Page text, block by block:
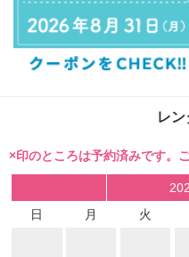
レ
×印のところは予約済みです。
日
月 火